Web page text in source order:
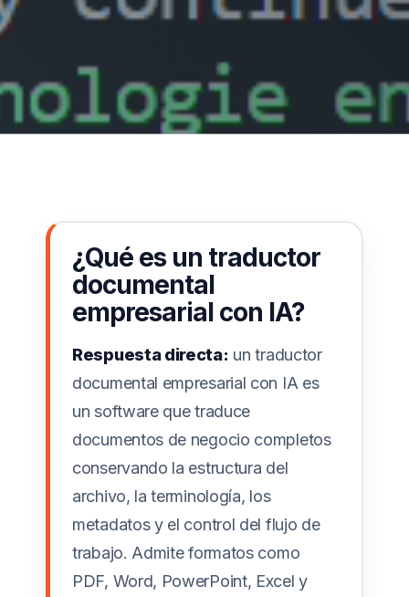
¿Qué es un traductor
documental
empresarial con IA?
Respuesta directa: un traductor
documental empresarial con IA es
un software que traduce
documentos de negocio completos
conservando la estructura del
archivo, la terminología, los
metadatos y el control del flujo de
trabajo. Admite formatos como
PDF, Word, PowerPoint, Excel y